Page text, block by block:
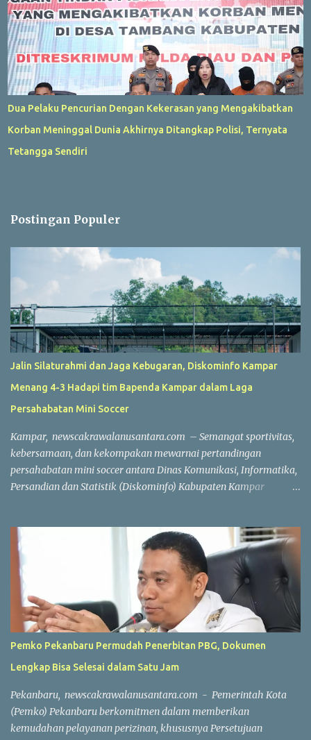
Dua Pelaku Pencurian Dengan Kekerasan yang Mengakibatkan
Korban Meninggal Dunia Akhirnya Ditangkap Polisi, Ternyata
Tetangga Sendiri
Postingan Populer
Jalin Silaturahmi dan Jaga Kebugaran, Diskominfo Kampar
Menang 4-3 Hadapi tim Bapenda Kampar dalam Laga
Persahabatan Mini Soccer
Kampar, newscakrawalanusantara.com – Semangat sportivitas,
kebersamaan, dan kekompakan mewarnai pertandingan
persahabatan mini soccer antara Dinas Komunikasi, Informatika,
Persandian dan Statistik (Diskominfo) Kabupaten Kampar
Soccer, Batu Belah, Kecamatan Kampar, Kamis (23/7/2026),
menjadi ajang mempererat silaturahmi sekaligus menjaga
kebugaran jasmani bagi Aparatur Sipil Negara (ASN) dan PPPK di
lingkungan Pemerintah Kabupaten Kampar. Sejak peluit awal
dibunyikan yang dipimpin wasit Profesional Salis tersebut, kedua
tim langsung menampilkan permainan atraktif. Saling
menyerang, menciptakan peluang, hingga aksi penyelamatan
gemilang dari para penjaga gawang membuat pertandingan
berlangsung seru dan menghibur. Meski bertajuk laga
kompetitif dengan menjunjung tinggi nilai sportivitas,
pertandingan berlangsun...
Pemko Pekanbaru Permudah Penerbitan PBG, Dokumen
Lengkap Bisa Selesai dalam Satu Jam
Pekanbaru, newscakrawalanusantara.com - Pemerintah Kota
(Pemko) Pekanbaru berkomitmen dalam memberikan
kemudahan pelayanan perizinan, khususnya Persetujuan